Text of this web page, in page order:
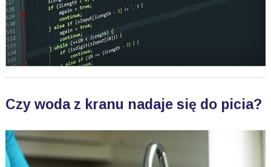
Czy woda z kranu nadaje się do picia?